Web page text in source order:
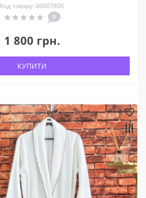
Код товару: 06007806
0
1 800 грн.
КУПИТИ